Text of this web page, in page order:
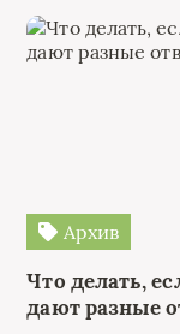
Архив
Что делать,
дают разные